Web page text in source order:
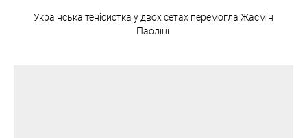
Українська тенісистка у двох сетах перемогла Жасмін
Паоліні